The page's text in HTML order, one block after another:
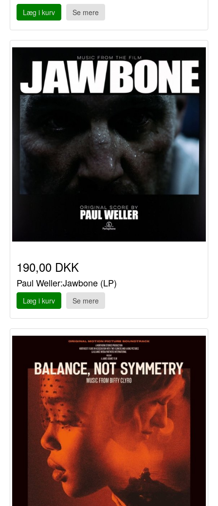
Læg i kurv Se mere
190,00 DKK
Paul Weller:Jawbone (LP)
Læg i kurv Se mere